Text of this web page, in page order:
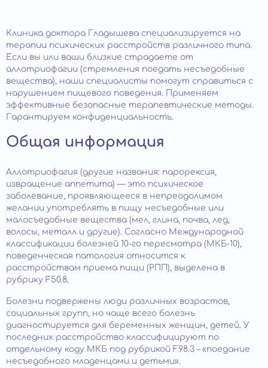
Клиника доктора Гладышева специализируется на
терапии психических расстройств различного типа.
Если вы или ваши близкие страдаете от
аллотриофагии (стремления поедать несъедобные
вещества), наши специалисты помогут справиться с
нарушением пищевого поведения. Применяем
эффективные безопасные терапевтические методы.
Гарантируем конфиденциальность.
Общая информация
Аллотриофагия (другие названия: парорексия,
извращение аппетита) — это психическое
заболевание, проявляющееся в непреодолимом
желании употреблять в пищу несъедобные или
малосъедобные вещества (мел, глина, почва, лед,
волосы, металл и другие). Согласно Международной
классификации болезней 10-го пересмотра (МКБ-10),
поведенческая патология относится к
расстройствам приема пищи (РПП), выделена в
рубрику F50.8.
Болезни подвержены люди различных возрастов,
социальных групп, но чаще всего болезнь
диагностируется для беременных женщин, детей. У
последних расстройство классифицируют по
отдельному коду МКБ под рубрикой F98.3 – «поедание
несъедобного младенцами и детьми».